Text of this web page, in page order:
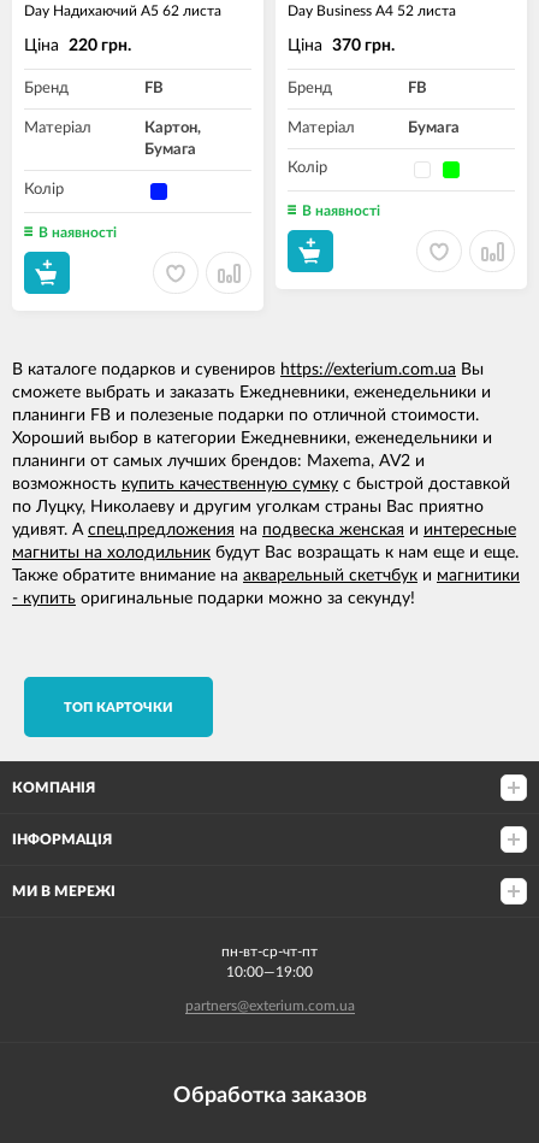
Day Надихаючий A5 62 листа
Ціна 220 грн.
Бренд FB
Матеріал
Картон,
Бумага
Колір
В наявності
Day Business A4 52 листа
Ціна 370 грн.
Бренд FB
Матеріал Бумага
Колір
В наявності
В каталоге подарков и сувениров https://exterium.com.ua Вы
сможете выбрать и заказать Ежедневники, еженедельники и
планинги FB и полезеные подарки по отличной стоимости.
Хороший выбор в категории Ежедневники, еженедельники и
планинги от самых лучших брендов: Maxema, AV2 и
возможность купить качественную сумку с быстрой доставкой
по Луцку, Николаеву и другим уголкам страны Вас приятно
удивят. А спец.предложения на подвеска женская и интересные
магниты на холодильник будут Вас возращать к нам еще и еще.
Также обратите внимание на акварельный скетчбук и магнитики
- купить оригинальные подарки можно за секунду!
TОП КАРТОЧКИ
КОМПАНІЯ
ІНФОРМАЦІЯ
МИ В МЕРЕЖІ
пн-вт-ср-чт-пт
10:00—19:00
partners@exterium.com.ua
Обработка заказов